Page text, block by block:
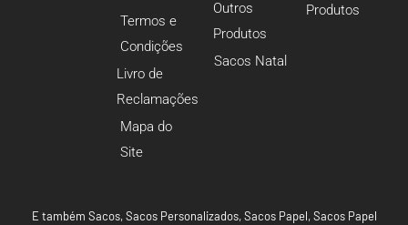
Termos e
Condições
Livro de
Reclamações
Mapa do
Site
Outros
Produtos
Sacos Natal
Produtos
E também Sacos,Sacos Personalizados,Sacos Papel,Sacos Papel